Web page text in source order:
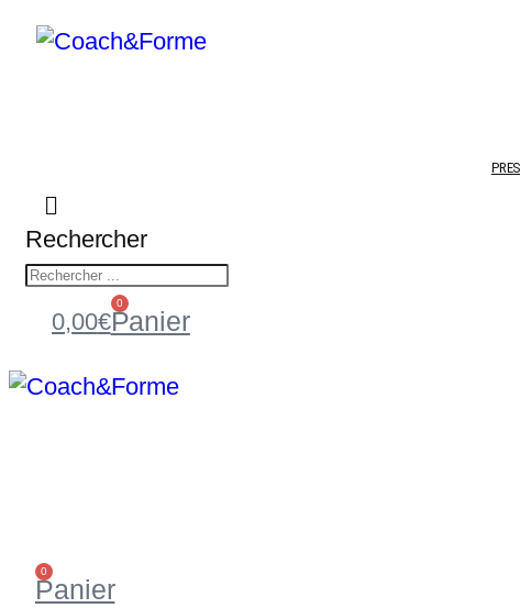
Rechercher
0,00€
0
Panier
0
Panier